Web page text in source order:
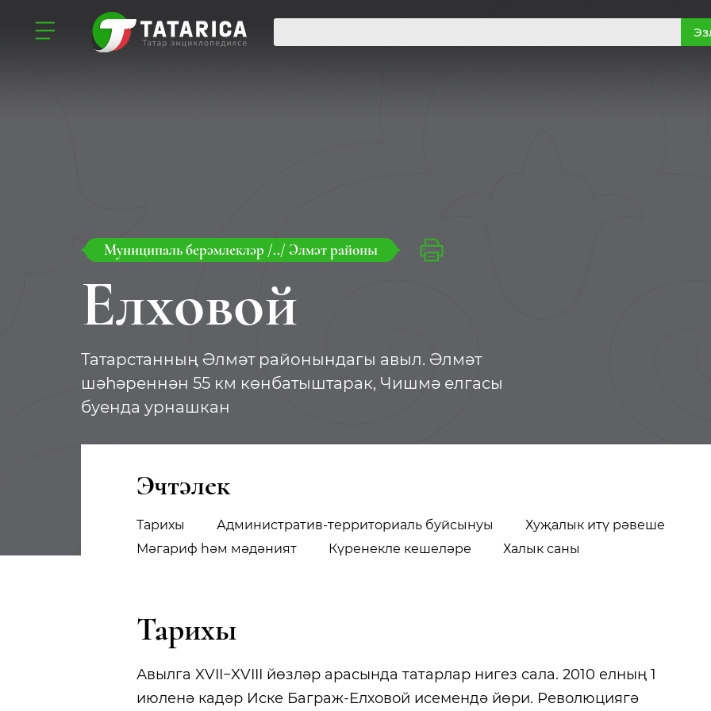
Муниципаль берәмлекләр /../ Әлмәт районы
Елховой
Татарстанның Әлмәт районындагы авыл. Әлмәт
шәһәреннән 55 км көнбатыштарак, Чишмә елгасы
буенда урнашкан
Эчтәлек
Тарихы Административ-территориаль буйсынуы
Хуҗалык итү рәвеше
Мәгариф һәм мәдәният
Күренекле кешеләре Халык саны
Тарихы
Авылга XVII−XVIII йөзләр арасында татарлар нигез сала. 2010 елның 1
июленә кадәр Иске Баграж-Елховой исемендә йөри. Революциягә
хуҗалыгы поселогы
тарихы музее